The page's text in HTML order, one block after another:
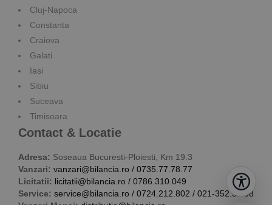
Cluj-Napoca
Constanta
Craiova
Galati
Iasi
Sibiu
Suceava
Timisoara
Contact & Locatie
Adresa: Soseaua Bucuresti-Ploiesti, Km 19.3
Vanzari: vanzari@bilancia.ro / 0735.77.78.77
Licitatii: licitatii@bilancia.ro / 0786.310.049
Service: service@bilancia.ro / 0724.212.802 / 021-352.38.68